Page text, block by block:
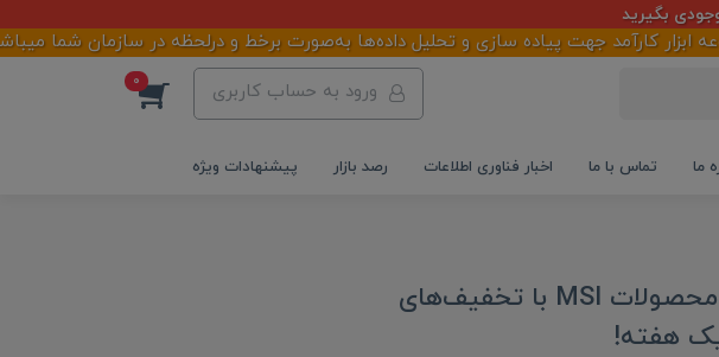
بگیرید
کارآمد جهت پیاده سازی و تحلیل داده‌ها به‌صورت برخط و درلحظه در سازمان شما میباشد
ورود به حساب کاربری 0
ما تماس با ما اخبار فناوری اطلاعات رصد بازار پیشنهادات ویژه
آغاز کمپین فروش ویژه محصولات MSI با تخفیف‌های
هفته!